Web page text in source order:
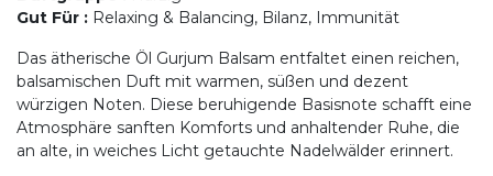
Gut Für : Relaxing & Balancing, Bilanz, Immunität
Das ätherische Öl Gurjum Balsam entfaltet einen reichen,
balsamischen Duft mit warmen, süßen und dezent
würzigen Noten. Diese beruhigende Basisnote schafft eine
Atmosphäre sanften Komforts und anhaltender Ruhe, die
an alte, in weiches Licht getauchte Nadelwälder erinnert.